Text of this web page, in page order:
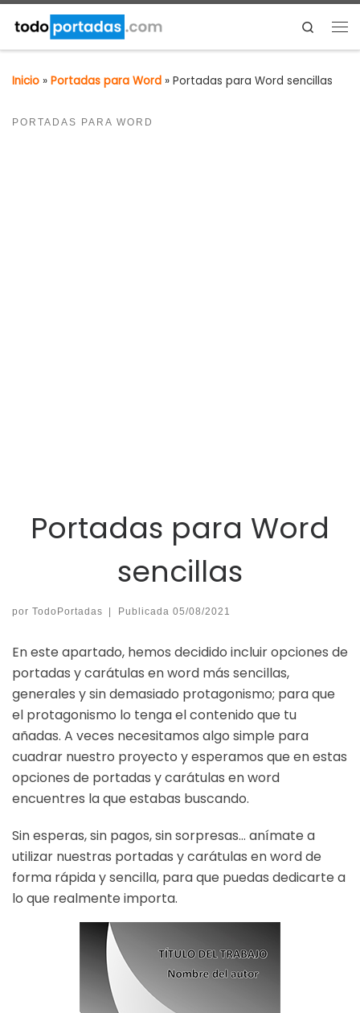
Saltar al contenido
Search
Inicio » Portadas para Word » Portadas para Word sencillas
PORTADAS PARA WORD
Portadas para Word
sencillas
por TodoPortadas | Publicada 05/08/2021
En este apartado, hemos decidido incluir opciones de
portadas y carátulas en word más sencillas,
generales y sin demasiado protagonismo; para que
el protagonismo lo tenga el contenido que tu
añadas. A veces necesitamos algo simple para
cuadrar nuestro proyecto y esperamos que en estas
opciones de portadas y carátulas en word
encuentres la que estabas buscando.
Sin esperas, sin pagos, sin sorpresas… anímate a
utilizar nuestras portadas y carátulas en word de
forma rápida y sencilla, para que puedas dedicarte a
lo que realmente importa.